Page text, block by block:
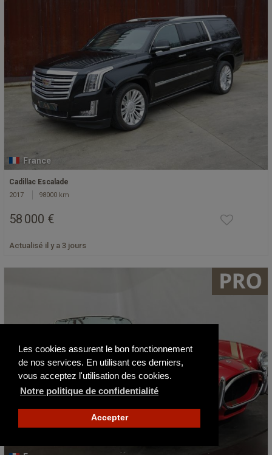
Les cookies assurent le bon fonctionnement
de nos services. En utilisant ces derniers,
vous acceptez l'utilisation des cookies.
Notre politique de confidentialité
Accepter
France
Cadillac Escalade
2017 98000 km
58 000 €
Actualisé il y a 3 jours